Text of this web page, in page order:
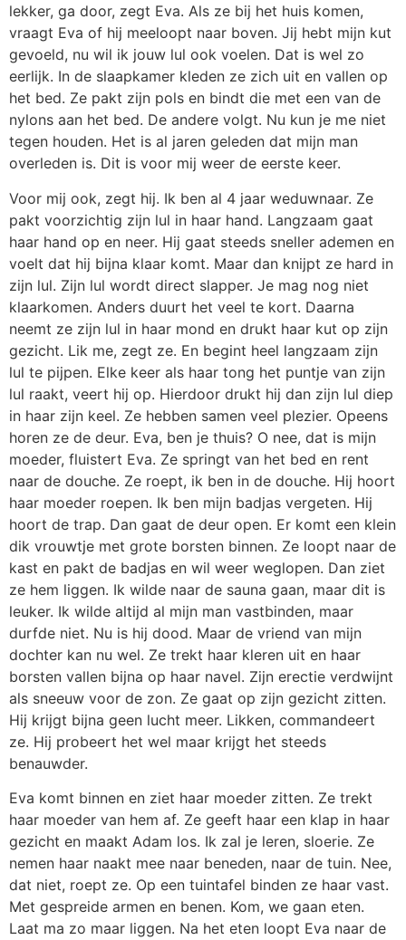
lekker, ga door, zegt Eva. Als ze bij het huis komen,
vraagt Eva of hij meeloopt naar boven. Jij hebt mijn kut
gevoeld, nu wil ik jouw lul ook voelen. Dat is wel zo
eerlijk. In de slaapkamer kleden ze zich uit en vallen op
het bed. Ze pakt zijn pols en bindt die met een van de
nylons aan het bed. De andere volgt. Nu kun je me niet
tegen houden. Het is al jaren geleden dat mijn man
overleden is. Dit is voor mij weer de eerste keer.
Voor mij ook, zegt hij. Ik ben al 4 jaar weduwnaar. Ze
pakt voorzichtig zijn lul in haar hand. Langzaam gaat
haar hand op en neer. Hij gaat steeds sneller ademen en
voelt dat hij bijna klaar komt. Maar dan knijpt ze hard in
zijn lul. Zijn lul wordt direct slapper. Je mag nog niet
klaarkomen. Anders duurt het veel te kort. Daarna
neemt ze zijn lul in haar mond en drukt haar kut op zijn
gezicht. Lik me, zegt ze. En begint heel langzaam zijn
lul te pijpen. Elke keer als haar tong het puntje van zijn
lul raakt, veert hij op. Hierdoor drukt hij dan zijn lul diep
in haar zijn keel. Ze hebben samen veel plezier. Opeens
horen ze de deur. Eva, ben je thuis? O nee, dat is mijn
moeder, fluistert Eva. Ze springt van het bed en rent
naar de douche. Ze roept, ik ben in de douche. Hij hoort
haar moeder roepen. Ik ben mijn badjas vergeten. Hij
hoort de trap. Dan gaat de deur open. Er komt een klein
dik vrouwtje met grote borsten binnen. Ze loopt naar de
kast en pakt de badjas en wil weer weglopen. Dan ziet
ze hem liggen. Ik wilde naar de sauna gaan, maar dit is
leuker. Ik wilde altijd al mijn man vastbinden, maar
durfde niet. Nu is hij dood. Maar de vriend van mijn
dochter kan nu wel. Ze trekt haar kleren uit en haar
borsten vallen bijna op haar navel. Zijn erectie verdwijnt
als sneeuw voor de zon. Ze gaat op zijn gezicht zitten.
Hij krijgt bijna geen lucht meer. Likken, commandeert
ze. Hij probeert het wel maar krijgt het steeds
benauwder.
Eva komt binnen en ziet haar moeder zitten. Ze trekt
haar moeder van hem af. Ze geeft haar een klap in haar
gezicht en maakt Adam los. Ik zal je leren, sloerie. Ze
nemen haar naakt mee naar beneden, naar de tuin. Nee,
dat niet, roept ze. Op een tuintafel binden ze haar vast.
Met gespreide armen en benen. Kom, we gaan eten.
Laat ma zo maar liggen. Na het eten loopt Eva naar de